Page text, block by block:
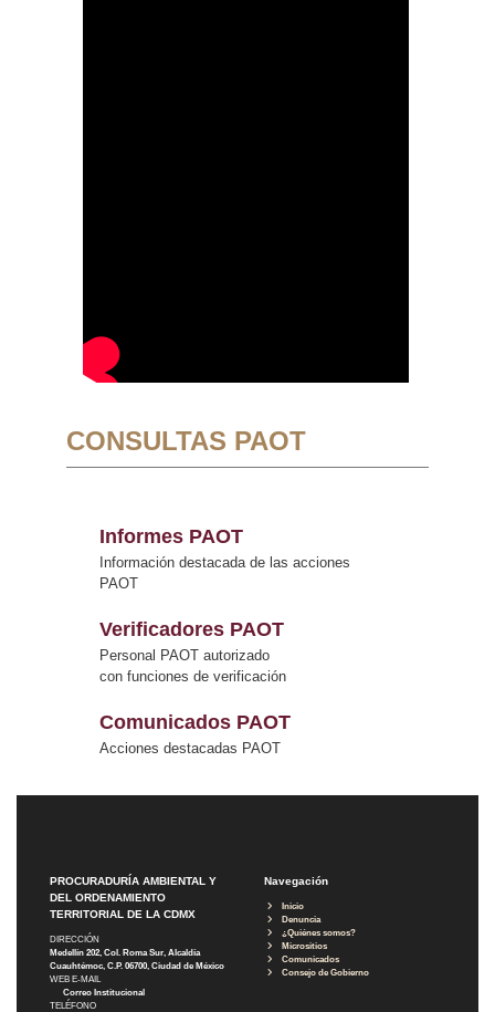
CONSULTAS PAOT
Informes PAOT
Información destacada de las acciones
PAOT
Verificadores PAOT
Personal PAOT autorizado
con funciones de verificación
Comunicados PAOT
Acciones destacadas PAOT
PROCURADURÍA AMBIENTAL Y
DEL ORDENAMIENTO
TERRITORIAL DE LA CDMX
DIRECCIÓN
Medellín 202, Col. Roma Sur, Alcaldía
Cuauhtémoc, C.P. 06700, Ciudad de México
WEB E-MAIL
Correo Institucional
TELÉFONO
Navegación
Inicio
Denuncia
¿Quiénes somos?
Micrositios
Comunicados
Consejo de Gobierno